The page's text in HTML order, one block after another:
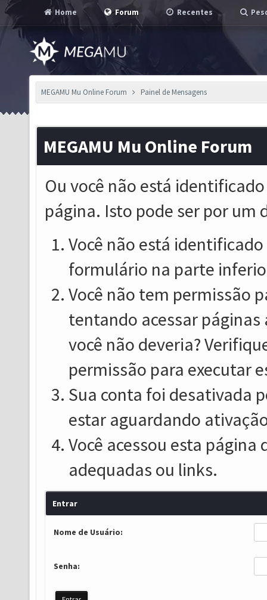
Home Forum Recentes
MEGAMU Mu Online Forum Painel de Mensagens
MEGAMU Mu Online Forum
Ou você não está
página. Isto pode ser por um
Você não está
formulário na parte
Você não tem permissão
tentando acessar
você não deveria?
permissão para executar
Sua conta foi desativada
estar aguardando
Você acessou esta
adequadas ou links.
Entrar
Nome de Usuário:
Senha: